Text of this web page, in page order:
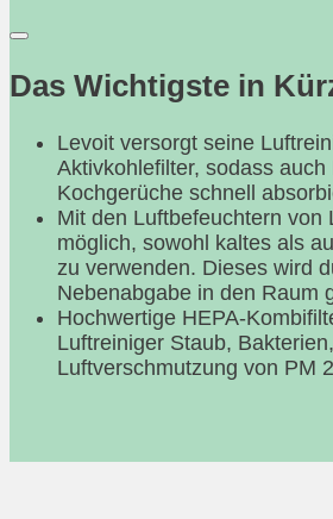
Das Wichtigste in
Levoit versorgt seine
Aktivkohlefilter, sodass auch
Kochgerüche schnell
Mit den Luftbefeuchtern von
möglich, sowohl kaltes als
zu verwenden. Dieses wird
Nebenabgabe in den Raum
Hochwertige HEPA-
Luftreiniger Staub,
Luftverschmutzung von PM